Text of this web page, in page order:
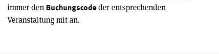
immer den Buchungscode der entsprechenden
Veranstaltung mit an.